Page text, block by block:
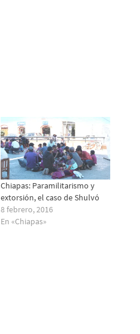
Chiapas: Paramilitarismo y
extorsión, el caso de Shulvó
8 febrero, 2016
En «Chiapas»